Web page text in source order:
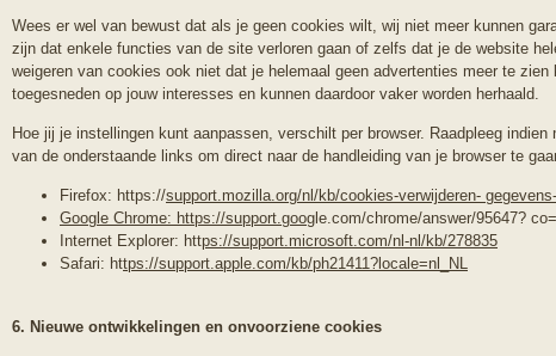
Wees er wel van bewust dat als je geen cookies wilt, wij niet meer kunnen
zijn dat enkele functies van de site verloren gaan of zelfs dat je de website
weigeren van cookies ook niet dat je helemaal geen advertenties meer te
toegesneden op jouw interesses en kunnen daardoor vaker worden herhaald.
Hoe jij je instellingen kunt aanpassen, verschilt per browser. Raadpleeg
van de onderstaande links om direct naar de handleiding van je browser te
Firefox: https://support.mozilla.org/nl/kb/cookies-verwijderen-
Google Chrome: https://support.google.com/chrome/answer/95647?
Internet Explorer: https://support.microsoft.com/nl-nl/kb/278835
Safari: https://support.apple.com/kb/ph21411?locale=nl_NL
6. Nieuwe ontwikkelingen en onvoorziene cookies